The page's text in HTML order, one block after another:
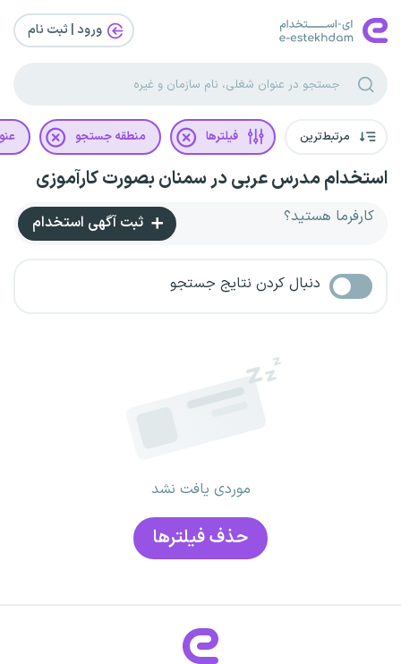
ورود | ثبت‌ نام
مرتبط‌ترین فیلترها منطقه جستجو
استخدام مدرس عربی در سمنان بصورت کارآموزی
کارفرما هستید؟ ثبت آگهی استخدام
دنبال کردن نتایج جستجو
موردی یافت نشد
حذف فیلتر‌ها